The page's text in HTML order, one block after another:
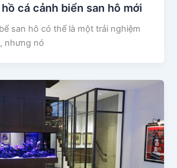
cá cảnh biển san hô mới
san hô có thể là một trải nghiệm
nhưng nó